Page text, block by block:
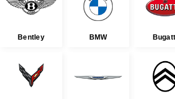
Bentley BMW